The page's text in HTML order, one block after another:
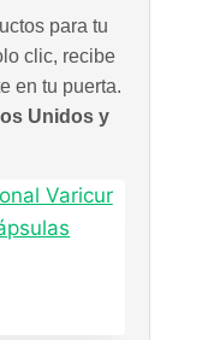
para tu
clic, recibe
en tu puerta.
Unidos y